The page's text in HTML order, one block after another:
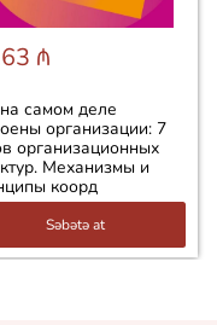
₼
самом деле
организации: 7
организационных
Механизмы и
коорд
Səbətə at